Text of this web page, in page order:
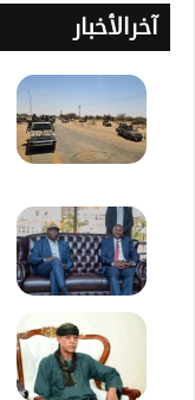
آخرالأخبار